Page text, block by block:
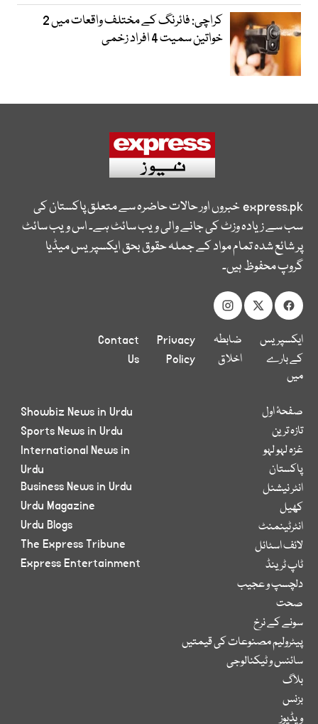
کراچی: فائرنگ کے مختلف واقعات میں 2
خواتین سمیت 4 افراد زخمی
express.pkخبروں اور حالات حاضرہ سے متعلق پاکستان کی
سب سے زیادہ وزٹ کی جانے والی ویب سائٹ ہے۔ اس ویب سائٹ
پر شائع شدہ تمام مواد کے جملہ حقوق بحق ایکسپریس میڈیا
گروپ محفوظ ہیں۔
ایکسپریس
کے بارے
میں
ضابطہ
اخلاق
Privacy
Policy
Contact
Us
صفحۂ اول
تازہ ترین
غزہ لہو لہو
پاکستان
انٹر نیشنل
کھیل
انٹرٹینمنٹ
لائف اسٹائل
ٹاپ ٹرینڈ
دلچسپ و عجیب
صحت
سونے کے نرخ
پیٹرولیم مصنوعات کی قیمتیں
سائنس و ٹیکنالوجی
بلاگ
بزنس
ویڈیوز
Showbiz News in Urdu
Sports News in Urdu
International News in
Urdu
Business News in Urdu
Urdu Magazine
Urdu Blogs
The Express Tribune
Express Entertainment